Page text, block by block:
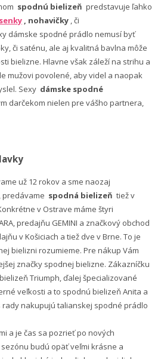
spodnú bielizeň predstavuje ľahko
, nohavičky , či
dámske spodné prádlo nemusí byť
či saténu, ale aj kvalitná bavlna môže
bielizne. Hlavne však záleží na strihu a
mužovi povolené, aby videl a naopak
Sexy dámske spodné
darčekom nielen pre vášho partnera,
už 12 rokov a sme naozaj
predávame spodná bielizeň tiež v
v Ostrave máme štyri
predajňu GEMINI a značkový obchod
v Košiciach a tiež dve v Brne. To je
bielizni rozumieme. Pre nákup Vám
značky spodnej bielizne. Zákazníčku
Triumph, ďalej špecializované
veľkosti a to spodnú bielizeň Anita a
rady nakupujú talianskej spodné prádlo
a je čas sa pozrieť po nových
budú opäť veľmi krásne a